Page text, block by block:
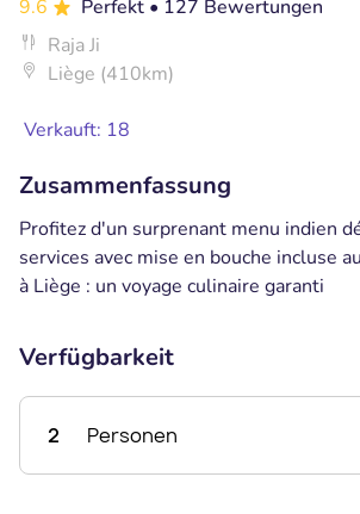
9.6 Perfekt • 127 Bewertungen
Raja Ji
Liège (410km)
Verkauft: 18
Zusammenfassung
Profitez d'un surprenant menu indien
services avec mise en bouche incluse
à Liège : un voyage culinaire garanti
Verfügbarkeit
2 Personen